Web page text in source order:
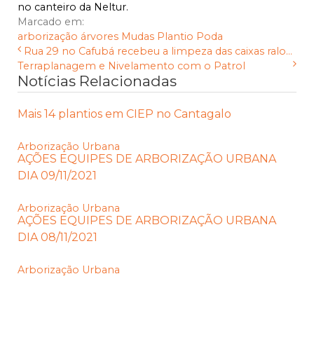
no canteiro da Neltur.
Marcado em:
arborização árvores Mudas Plantio Poda
Rua 29 no Cafubá recebeu a limpeza das caixas ralo...
Terraplanagem e Nivelamento com o Patrol
Notícias Relacionadas
Mais 14 plantios em CIEP no Cantagalo
Arborização Urbana
AÇÕES EQUIPES DE ARBORIZAÇÃO URBANA
DIA 09/11/2021
Arborização Urbana
AÇÕES EQUIPES DE ARBORIZAÇÃO URBANA
DIA 08/11/2021
Arborização Urbana